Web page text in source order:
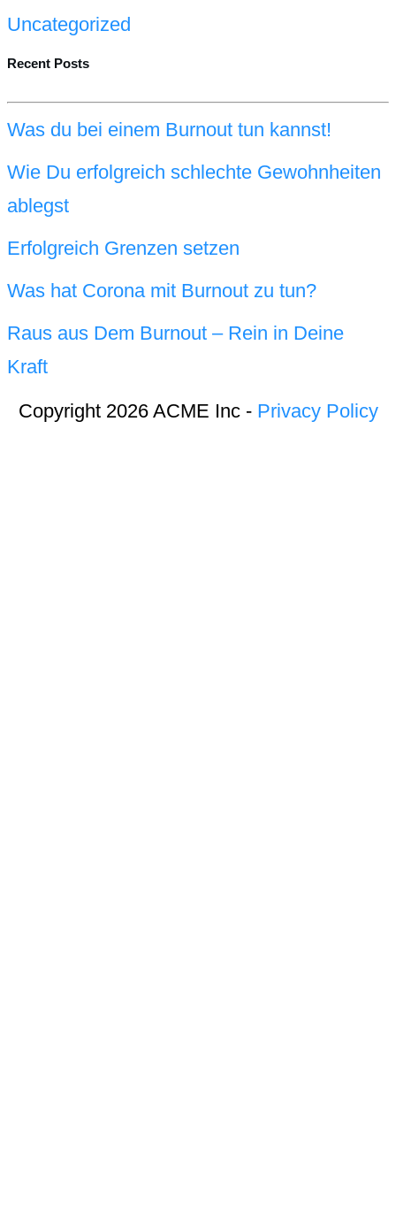
Uncategorized
Recent Posts
Was du bei einem Burnout tun kannst!
Wie Du erfolgreich schlechte Gewohnheiten
ablegst
Erfolgreich Grenzen setzen
Was hat Corona mit Burnout zu tun?
Raus aus Dem Burnout – Rein in Deine
Kraft
Copyright 2026 ACME Inc - Privacy Policy